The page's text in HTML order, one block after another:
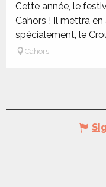
Cette année, le
Cahors ! Il mettra
spécialement, le
Cahors